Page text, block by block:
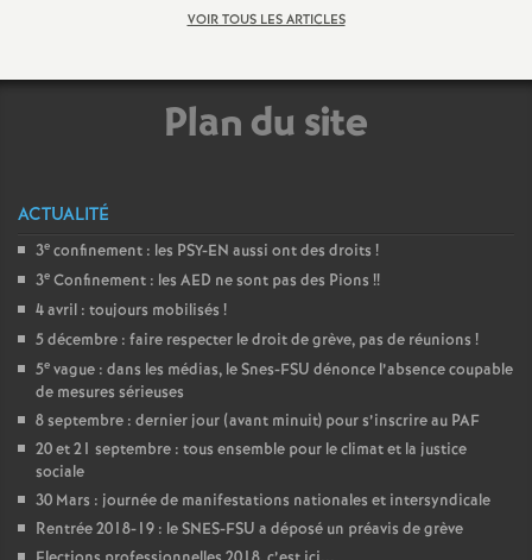
s
e
c
o
n
VOIR TOUS LES ARTICLES
Plan du site
ACTUALITÉ
3e confinement : les PSY-EN aussi ont des droits !
3e Confinement : les AED ne sont pas des Pions !!
4 avril : toujours mobilisés !
5 décembre : faire respecter le droit de grève, pas de réunions !
5e vague : dans les médias, le Snes-FSU dénonce l’absence coupable
de mesures sérieuses
8 septembre : dernier jour (avant minuit) pour s’inscrire au PAF
20 et 21 septembre : tous ensemble pour le climat et la justice
sociale
30 Mars : journée de manifestations nationales et intersyndicale
Rentrée 2018-19 : le SNES-FSU a déposé un préavis de grève